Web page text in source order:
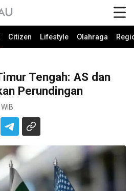
Citizen Lifestyle Olahraga
Tengah: AS dan
Perundingan